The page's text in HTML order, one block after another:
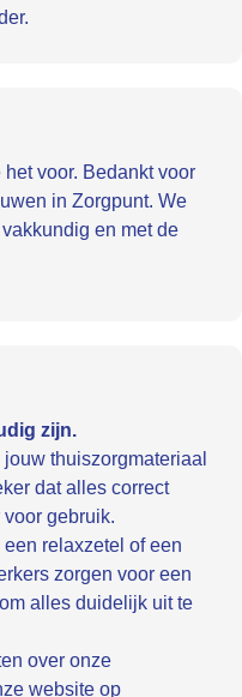
voor. Bedankt voor
in Zorgpunt. We
en met de
zijn.
thuiszorgmateriaal
dat alles correct
gebruik.
relaxzetel of een
zorgen voor een
alles duidelijk uit te
over onze
website op